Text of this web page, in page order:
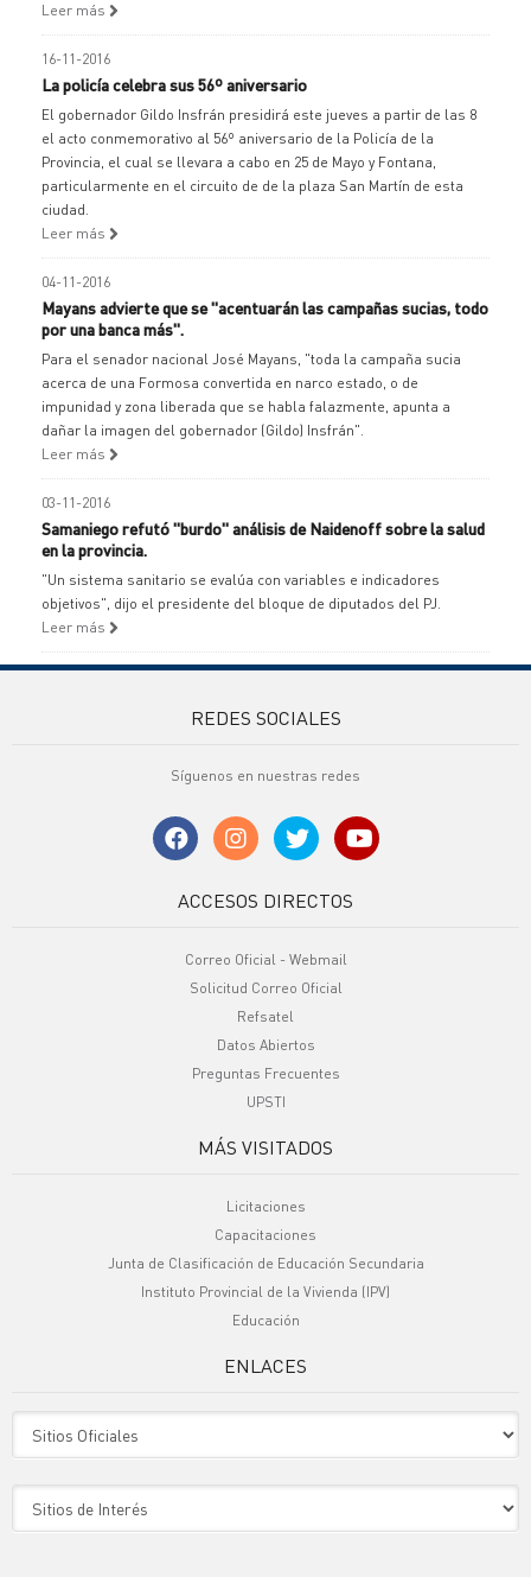
Leer más
16-11-2016
La policía celebra sus 56º aniversario
El gobernador Gildo Insfrán presidirá este jueves a partir de las 8
el acto conmemorativo al 56º aniversario de la Policía de la
Provincia, el cual se llevara a cabo en 25 de Mayo y Fontana,
particularmente en el circuito de de la plaza San Martín de esta
ciudad.
Leer más
04-11-2016
Mayans advierte que se "acentuarán las campañas sucias, todo
por una banca más".
Para el senador nacional José Mayans, "toda la campaña sucia
acerca de una Formosa convertida en narco estado, o de
impunidad y zona liberada que se habla falazmente, apunta a
dañar la imagen del gobernador (Gildo) Insfrán".
Leer más
03-11-2016
Samaniego refutó "burdo" análisis de Naidenoff sobre la salud
en la provincia.
"Un sistema sanitario se evalúa con variables e indicadores
objetivos", dijo el presidente del bloque de diputados del PJ.
Leer más
REDES SOCIALES
Síguenos en nuestras redes
ACCESOS DIRECTOS
Correo Oficial - Webmail
Solicitud Correo Oficial
Refsatel
Datos Abiertos
Preguntas Frecuentes
UPSTI
MÁS VISITADOS
Licitaciones
Capacitaciones
Junta de Clasificación de Educación Secundaria
Instituto Provincial de la Vivienda (IPV)
Educación
ENLACES